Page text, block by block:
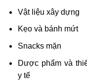
y tế
Ô tô và hàng không
Hoá chất